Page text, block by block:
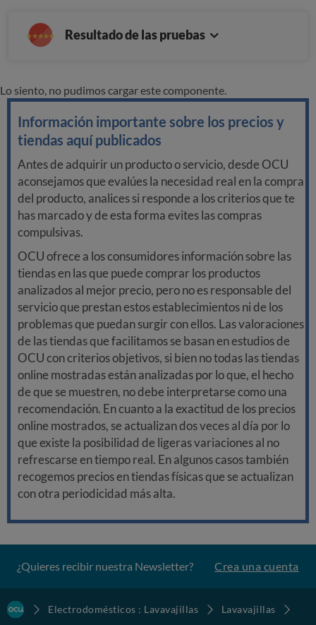
Resultado de las pruebas
Lo siento, no pudimos cargar este componente.
Información importante sobre los precios y
tiendas aquí publicados
Antes de adquirir un producto o servicio, desde OCU
aconsejamos que evalúes la necesidad real en la compra
del producto, analices si responde a los criterios que te
has marcado y de esta forma evites las compras
compulsivas.
OCU ofrece a los consumidores información sobre las
tiendas en las que puede comprar los productos
analizados al mejor precio, pero no es responsable del
servicio que prestan estos establecimientos ni de los
problemas que puedan surgir con ellos. Las valoraciones
de las tiendas que facilitamos se basan en estudios de
OCU con criterios objetivos, si bien no todas las tiendas
online mostradas están analizadas por lo que, el hecho
de que se muestren, no debe interpretarse como una
recomendación. En cuanto a la exactitud de los precios
online mostrados, se actualizan dos veces al día por lo
que existe la posibilidad de ligeras variaciones al no
refrescarse en tiempo real. En algunos casos también
recogemos precios en tiendas físicas que se actualizan
con otra periodicidad más alta.
¿Quieres recibir nuestra Newsletter? Crea una cuenta
Electrodomésticos : Lavavajillas
Lavavajillas